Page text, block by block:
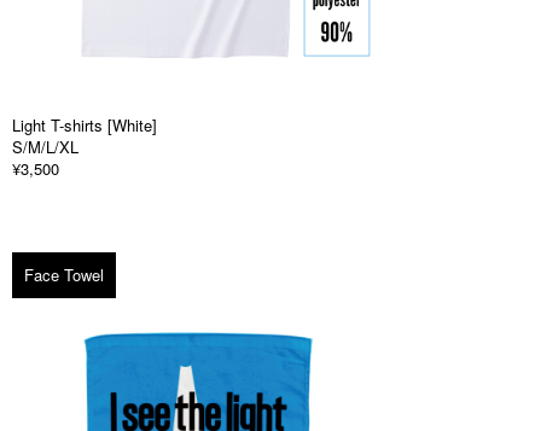
Light T-shirts [White]
S/M/L/XL
¥3,500
Face Towel